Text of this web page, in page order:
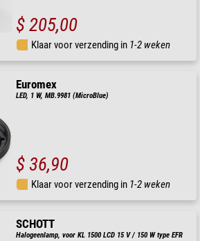
$ 205,00
Klaar voor verzending in 1-2 weken
Euromex
LED, 1 W, MB.9981 (MicroBlue)
$ 36,90
Klaar voor verzending in 1-2 weken
SCHOTT
Halogeenlamp, voor KL 1500 LCD 15 V / 150 W type EFR